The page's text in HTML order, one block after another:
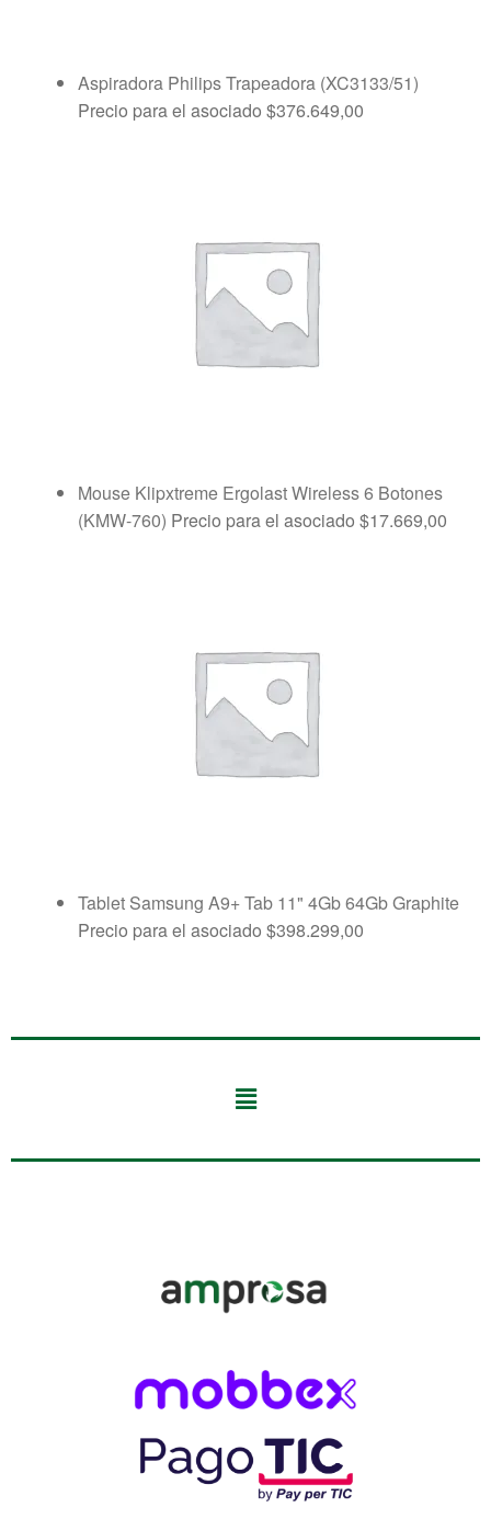
Aspiradora Philips Trapeadora (XC3133/51)
Precio para el asociado $376.649,00
Mouse Klipxtreme Ergolast Wireless 6 Botones
(KMW-760) Precio para el asociado $17.669,00
Tablet Samsung A9+ Tab 11" 4Gb 64Gb Graphite
Precio para el asociado $398.299,00